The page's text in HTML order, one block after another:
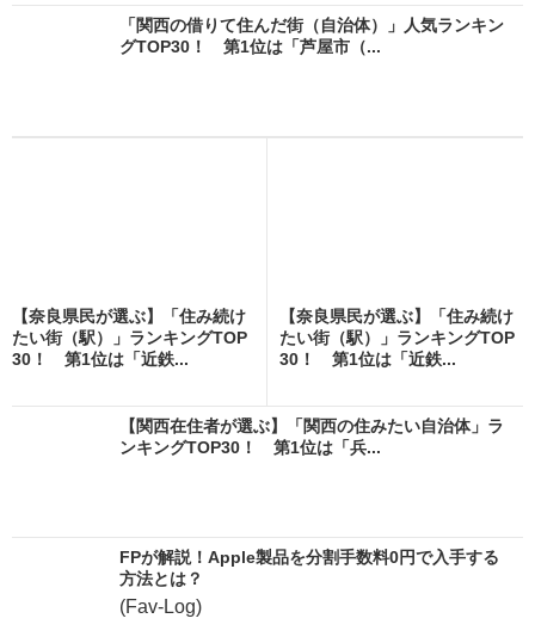
「関西の借りて住んだ街（自治体）」人気ランキン
グTOP30！ 第1位は「芦屋市（...
【奈良県民が選ぶ】「住み続け
たい街（駅）」ランキングTOP
30！ 第1位は「近鉄...
【奈良県民が選ぶ】「住み続け
たい街（駅）」ランキングTOP
30！ 第1位は「近鉄...
【関西在住者が選ぶ】「関西の住みたい自治体」ラ
ンキングTOP30！ 第1位は「兵...
FPが解説！Apple製品を分割手数料0円で入手する
方法とは？
(Fav-Log)